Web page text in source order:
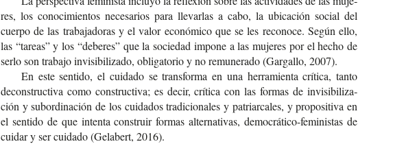
res, los cono­ci­mien­tos nece­sa­rios para lle­var­las a cabo, la ubi­ca­ción social del
cuer­po de las tra­ba­ja­do­ras y el valor eco­nó­mi­co que se les reco­no­ce. Según ello,
las “tareas” y los “debe­res” que la socie­dad impo­ne a las muje­res por el hecho de
serlo son tra­ba­jo invi­si­bi­li­za­do, obli­ga­to­rio y no remu­ne­ra­do (Gar­ga­llo, 2007).
En este sen­ti­do, el cui­da­do se trans­for­ma en una herra­mien­ta crí­ti­ca, tanto
decons­truc­ti­va como cons­truc­ti­va; es decir, crí­ti­ca con las for­mas de invi­si­bi­li­za­
ción y subor­di­na­ción de los cui­da­dos tra­di­cio­na­les y patriar­ca­les, y pro­po­si­ti­va en
el sen­ti­do de que inten­ta cons­truir for­mas alter­na­ti­vas, democrático-​feministas de
cui­dar y ser cui­da­do (Gela­bert, 2016).